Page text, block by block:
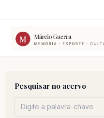
conteúdo
Pesquisar no acervo